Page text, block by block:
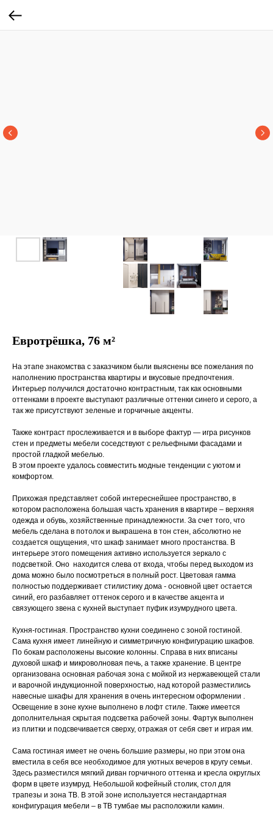
Евротрёшка, 76 м²
На этапе знакомства с заказчиком были выяснены все пожелания по
наполнению пространства квартиры и вкусовые предпочтения.
Интерьер получился достаточно контрастным, так как основными
оттенками в проекте выступают различные оттенки синего и серого, а
так же присутствуют зеленые и горчичные акценты.
Также контраст прослеживается и в выборе фактур — игра рисунков
стен и предметы мебели соседствуют с рельефными фасадами и
простой гладкой мебелью.
В этом проекте удалось совместить модные тенденции с уютом и
комфортом.
Прихожая представляет собой интереснейшее пространство, в
котором расположена большая часть хранения в квартире – верхняя
одежда и обувь, хозяйственные принадлежности. За счет того, что
мебель сделана в потолок и выкрашена в тон стен, абсолютно не
создается ощущения, что шкаф занимает много простанства. В
интерьере этого помещения активно используется зеркало с
подсветкой. Оно находится слева от входа, чтобы перед выходом из
дома можно было посмотреться в полный рост. Цветовая гамма
полностью поддерживает стилистику дома - основной цвет остается
синий, его разбавляет оттенок серого и в качестве акцента и
связующего звена с кухней выступает пуфик изумрудного цвета.
Кухня-гостиная. Пространство кухни соединено с зоной гостиной.
Сама кухня имеет линейную и симметричную конфигурацию шкафов.
По бокам расположены высокие колонны. Справа в них вписаны
духовой шкаф и микроволновая печь, а также хранение. В центре
организована основная рабочая зона с мойкой из нержавеющей стали
и варочной индукционной поверхностью, над которой разместились
навесные шкафы для хранения в очень интересном оформлении .
Освещение в зоне кухне выполнено в лофт стиле. Также имеется
дополнительная скрытая подсветка рабочей зоны. Фартук выполнен
из плитки и подсвечивается сверху, отражая от себя свет и играя им.
Сама гостиная имеет не очень большие размеры, но при этом она
вместила в себя все необходимое для уютных вечеров в кругу семьи.
Здесь разместился мягкий диван горчичного оттенка и кресла округлых
форм в цвете изумруд. Небольшой кофейный столик, стол для
трапезы и зона ТВ. В этой зоне используется нестандартная
конфигурация мебели – в ТВ тумбае мы расположили камин.